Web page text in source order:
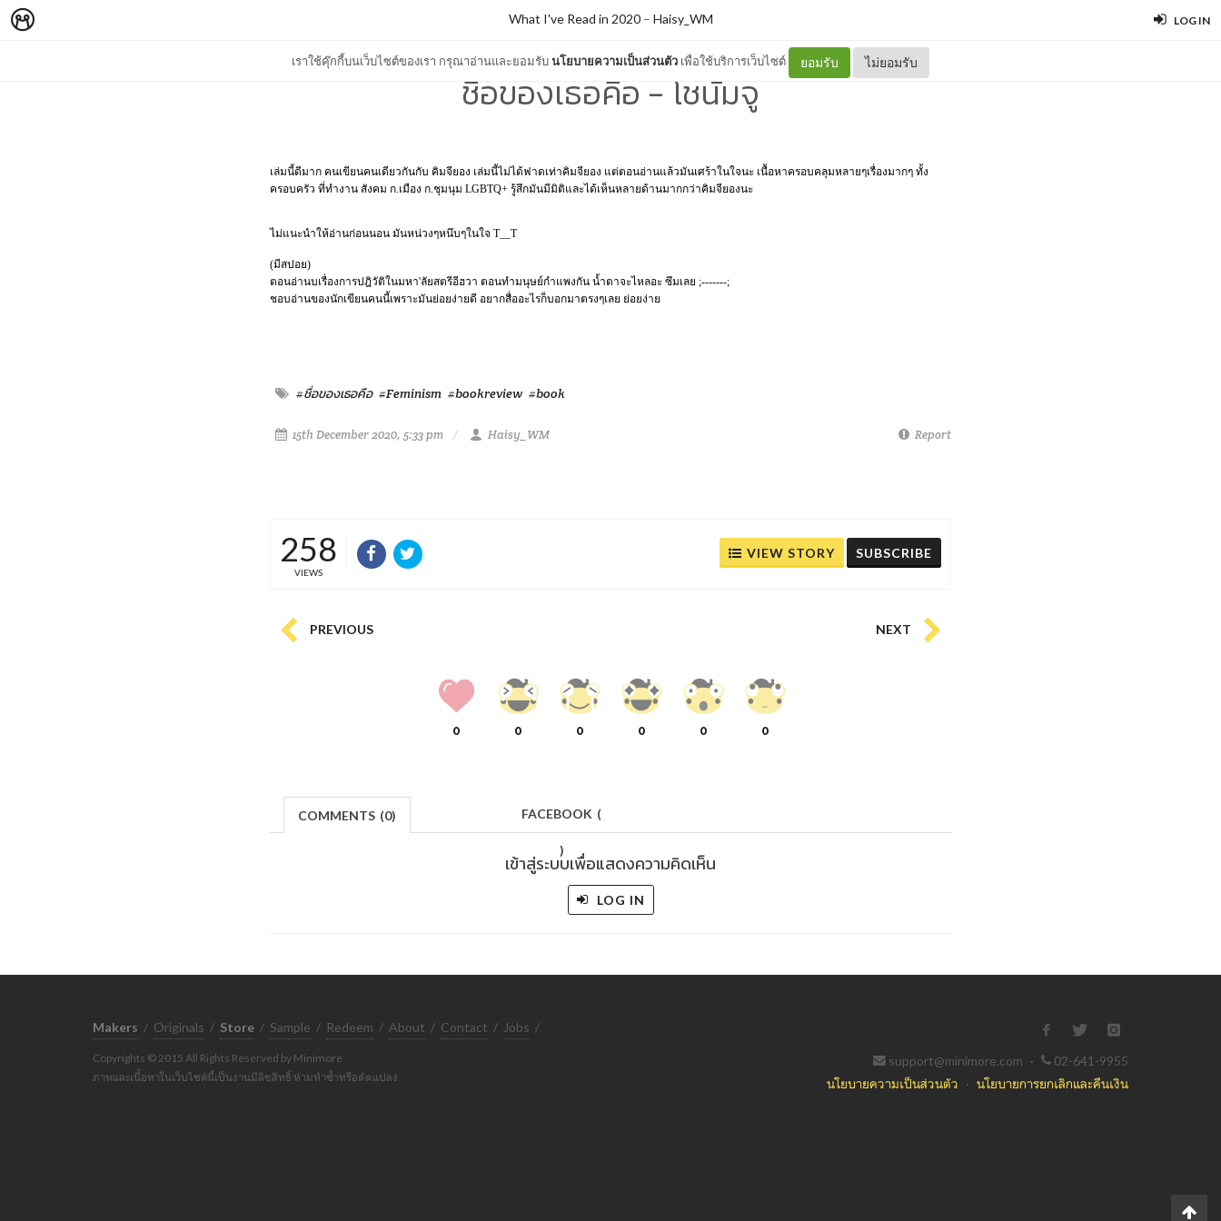
LOG IN
เราใช้คุ๊กกี้บนเว็บไซต์ของเรา กรุณาอ่านและยอมรับนโยบายความเป็นส่วนตัว เพื่อใช้บริการเว็บไซต์ ยอมรับ ไม่ยอมรับ
What I've Read in 2020– Haisy_WM
ชื่อของเธอคือ - โชนัมจู
เล่มนี้ดีมาก คนเขียนคนเดียวกันกับ คิมจียอง เล่มนี้ไม่ได้ฟาดเท่าคิมจียอง แต่ตอนอ่านแล้วมันเศร้าในใจนะ เนื้อหาครอบคลุมหลายๆเรื่องมากๆ ทั้ง
ครอบครัว ที่ทำงาน สังคม ก.เมือง ก.ชุมนุม LGBTQ+ รู้สึกมันมีมิติและได้เห็นหลายด้านมากกว่าคิมจียองนะ
ไม่แนะนำให้อ่านก่อนนอน มันหน่วงๆหนึบๆในใจ T__T
(มีสปอย)
ตอนอ่านบเรื่องการปฎิวัติในมหา'ลัยสตรีอีฮวา ตอนทำมนุษย์กำแพงกัน น้ำตาจะไหลอะ ซึมเลย ;-------;
ชอบอ่านของนักเขียนคนนี้เพราะมันย่อยง่ายดี อยากสื่ออะไรก็บอกมาตรงๆเลย ย่อยง่าย
#ชื่อของเธอคือ #Feminism #bookreview #book
15th December 2020, 5:33 pm Haisy_WM Report
258
VIEWS
VIEW STORY SUBSCRIBE
PREVIOUS NEXT
0 0 0 0 0 0
COMMENTS (0) FACEBOOK (
)
เข้าสู่ระบบเพื่อแสดงความคิดเห็น
LOG IN
Makers / Originals / Store / Sample / Redeem / About / Contact / Jobs /
Copyrights © 2015 All Rights Reserved by Minimore
ภาพและเนื้อหาในเว็บไซต์นี้เป็นงานมีลิขสิทธิ์ ห้ามทำซ้ำหรือดัดแปลง
support@minimore.com ·
02-641-9955
นโยบายความเป็นส่วนตัว · นโยบายการยกเลิกและคืนเงิน